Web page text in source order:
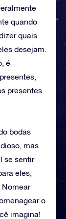
quando
quais
desejam.
é
presentes
bodas
mas
se sentir
eles,
Nomear
o
imagina!